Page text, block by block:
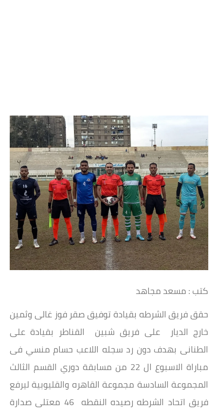
كتب : مسعد مجاهد
حقق فريق الشرطه بقيادة توفيق صقر فوز غالى وثمين
خارج الديار على فريق شبين القناطر بقيادة على
الطنانى بهدف دون رد سجله اللاعب حسام منسي فى
مباراة الاسبوع ال 22 من مسابقة دوري القسم الثالث
المجموعة السادسة مجموعة القاهره والقليوبية ليرفع
فريق اتحاد الشرطه رصيده النقطه 46 معتلى صدارة